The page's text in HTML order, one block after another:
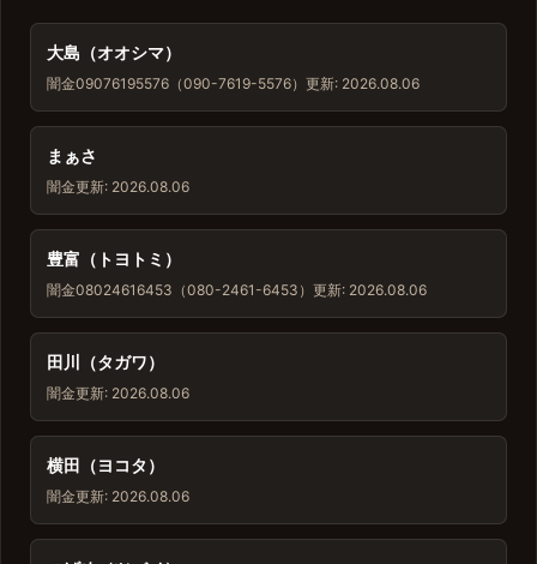
大島（オオシマ）
闇金09076195576（090-7619-5576） 更新: 2026.08.06
まぁさ
闇金更新: 2026.08.06
豊富（トヨトミ）
闇金08024616453（080-2461-6453） 更新: 2026.08.06
田川（タガワ）
闇金更新: 2026.08.06
横田（ヨコタ）
闇金更新: 2026.08.06